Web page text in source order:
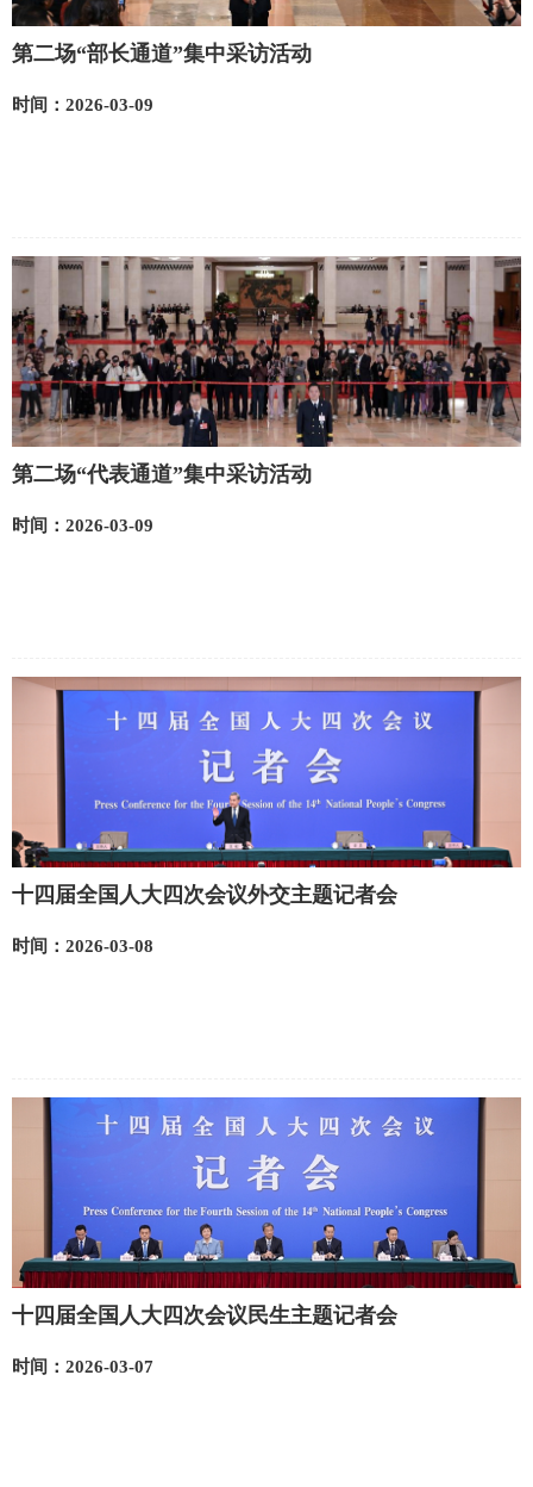
第二场“部长通道”集中采访活动
时间：2026-03-09
第二场“代表通道”集中采访活动
时间：2026-03-09
十四届全国人大四次会议外交主题记者会
时间：2026-03-08
十四届全国人大四次会议民生主题记者会
时间：2026-03-07